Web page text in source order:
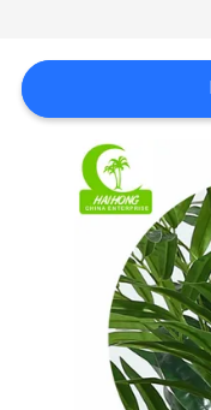
NOUS
NOUVELLES
AFFAIRES
DEMANDEZ